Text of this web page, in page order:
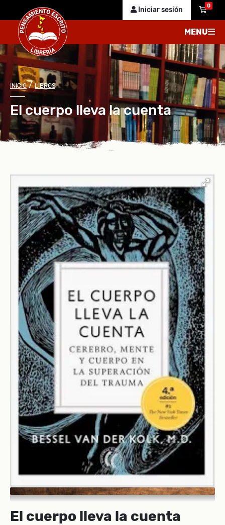
Iniciar sesión 0
MENU
INICIO/LIBROS
El cuerpo lleva la cuenta
El cuerpo lleva la cuenta